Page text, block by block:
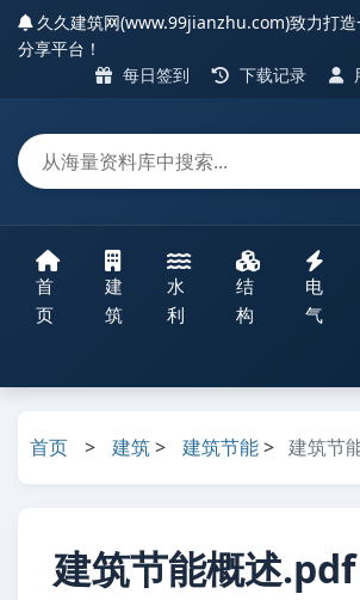
久久建筑网(www.99jianzhu.com)致力打造
分享平台！
每日签到
下载记录
首
页
建
筑
水
利
结
构
电
气
首页 > 建筑> 建筑节能> 建筑节
建筑节能概述.pdf